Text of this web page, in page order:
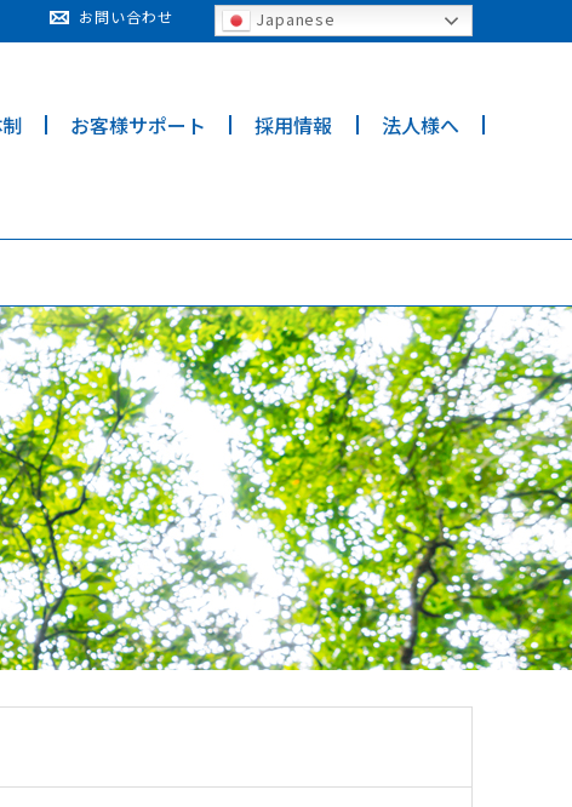
お客様サポート 採用情報 法人様へ
お問い合わせ Japanese
for details and any questions.Yes No